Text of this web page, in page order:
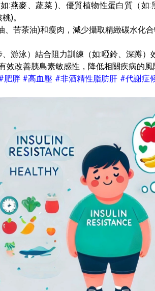
:燕麥、蔬菜 )、優質植物性蛋白質（
)。
、苦茶油)和瘦肉，減少攝取精緻碳水化
游泳）結合阻力訓練（如:啞鈴、深蹲）
效改善胰島素敏感性，降低相關疾病的
肥胖 #高血壓 #非酒精性脂肪肝 #代謝症